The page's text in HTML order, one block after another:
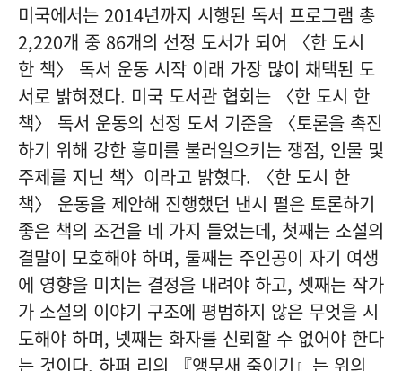
미국에서는 2014년까지 시행된 독서 프로그램 총
2,220개 중 86개의 선정 도서가 되어 〈한 도시
한 책〉 독서 운동 시작 이래 가장 많이 채택된 도
서로 밝혀졌다. 미국 도서관 협회는 〈한 도시 한
책〉 독서 운동의 선정 도서 기준을 〈토론을 촉진
하기 위해 강한 흥미를 불러일으키는 쟁점, 인물 및
주제를 지닌 책〉이라고 밝혔다. 〈한 도시 한
책〉 운동을 제안해 진행했던 낸시 펄은 토론하기
좋은 책의 조건을 네 가지 들었는데, 첫째는 소설의
결말이 모호해야 하며, 둘째는 주인공이 자기 여생
에 영향을 미치는 결정을 내려야 하고, 셋째는 작가
가 소설의 이야기 구조에 평범하지 않은 무엇을 시
도해야 하며, 넷째는 화자를 신뢰할 수 없어야 한다
는 것이다. 하퍼 리의 『앵무새 죽이기』는 위의